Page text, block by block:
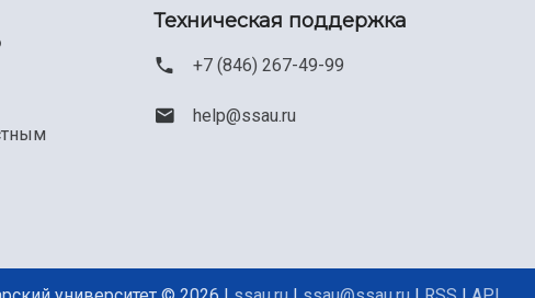
Техническая поддержка
+7 (846) 267-49-99
help@ssau.ru